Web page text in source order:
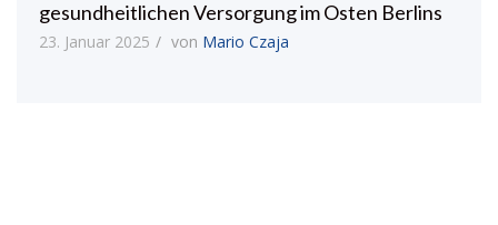
gesundheitlichen Versorgung im Osten Berlins
23. Januar 2025 von Mario Czaja